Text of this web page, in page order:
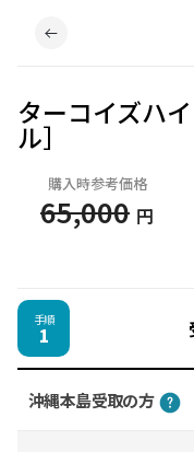
ターコイズハ
ル］
購入時参考価格
65,000 円
手順
1
沖縄本島受取の方